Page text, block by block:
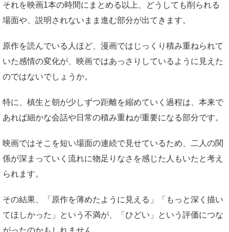
それを映画1本の時間にまとめる以上、どうしても削られる
場面や、説明されないまま進む部分が出てきます。
原作を読んでいる人ほど、漫画ではじっくり積み重ねられて
いた感情の変化が、映画ではあっさりしているように見えた
のではないでしょうか。
特に、槙生と朝が少しずつ距離を縮めていく過程は、本来で
あれば細かな会話や日常の積み重ねが重要になる部分です。
映画ではそこを短い場面の連続で見せているため、二人の関
係が深まっていく流れに物足りなさを感じた人もいたと考え
られます。
その結果、「原作を薄めたように見える」「もっと深く描い
てほしかった」という不満が、「ひどい」という評価につな
がったのかもしれません。